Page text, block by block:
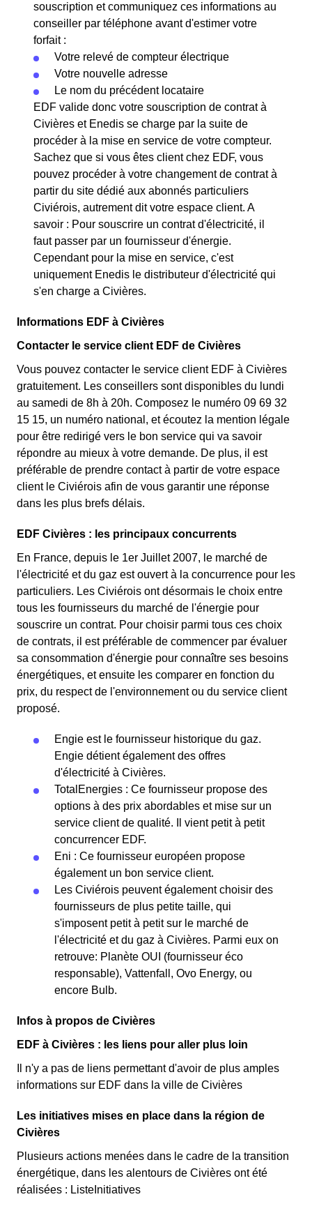
souscription et communiquez ces informations au
conseiller par téléphone avant d'estimer votre
forfait :
Votre relevé de compteur électrique
Votre nouvelle adresse
Le nom du précédent locataire
EDF valide donc votre souscription de contrat à
Civières et Enedis se charge par la suite de
procéder à la mise en service de votre compteur.
Sachez que si vous êtes client chez EDF, vous
pouvez procéder à votre changement de contrat à
partir du site dédié aux abonnés particuliers
Civiérois, autrement dit votre espace client. A
savoir : Pour souscrire un contrat d'électricité, il
faut passer par un fournisseur d'énergie.
Cependant pour la mise en service, c'est
uniquement Enedis le distributeur d'électricité qui
s'en charge a Civières.
Informations EDF à Civières
Contacter le service client EDF de Civières
Vous pouvez contacter le service client EDF à Civières
gratuitement. Les conseillers sont disponibles du lundi
au samedi de 8h à 20h. Composez le numéro 09 69 32
15 15, un numéro national, et écoutez la mention légale
pour être redirigé vers le bon service qui va savoir
répondre au mieux à votre demande. De plus, il est
préférable de prendre contact à partir de votre espace
client le Civiérois afin de vous garantir une réponse
dans les plus brefs délais.
EDF Civières : les principaux concurrents
En France, depuis le 1er Juillet 2007, le marché de
l'électricité et du gaz est ouvert à la concurrence pour les
particuliers. Les Civiérois ont désormais le choix entre
tous les fournisseurs du marché de l'énergie pour
souscrire un contrat. Pour choisir parmi tous ces choix
de contrats, il est préférable de commencer par évaluer
sa consommation d'énergie pour connaître ses besoins
énergétiques, et ensuite les comparer en fonction du
prix, du respect de l'environnement ou du service client
proposé.
Engie est le fournisseur historique du gaz.
Engie détient également des offres
d'électricité à Civières.
TotalEnergies : Ce fournisseur propose des
options à des prix abordables et mise sur un
service client de qualité. Il vient petit à petit
concurrencer EDF.
Eni : Ce fournisseur européen propose
également un bon service client.
Les Civiérois peuvent également choisir des
fournisseurs de plus petite taille, qui
s'imposent petit à petit sur le marché de
l'électricité et du gaz à Civières. Parmi eux on
retrouve: Planète OUI (fournisseur éco
responsable), Vattenfall, Ovo Energy, ou
encore Bulb.
Infos à propos de Civières
EDF à Civières : les liens pour aller plus loin
Il n'y a pas de liens permettant d'avoir de plus amples
informations sur EDF dans la ville de Civières
Les initiatives mises en place dans la région de
Civières
Plusieurs actions menées dans le cadre de la transition
énergétique, dans les alentours de Civières ont été
réalisées : ListeInitiatives